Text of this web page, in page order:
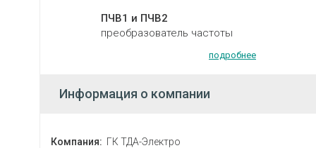
ПЧВ1 и ПЧВ2
преобразователь частоты
подробнее
Информация о компании
Компания: ГК ТДА-Электро